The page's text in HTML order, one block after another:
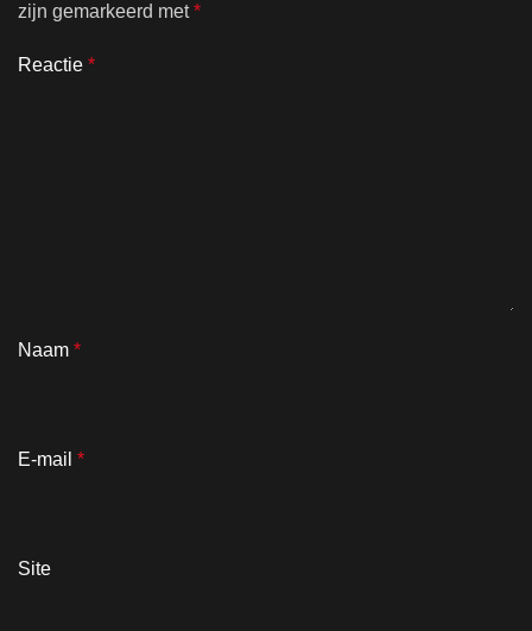
zijn gemarkeerd met*
Reactie *
Naam *
E-mail *
Site